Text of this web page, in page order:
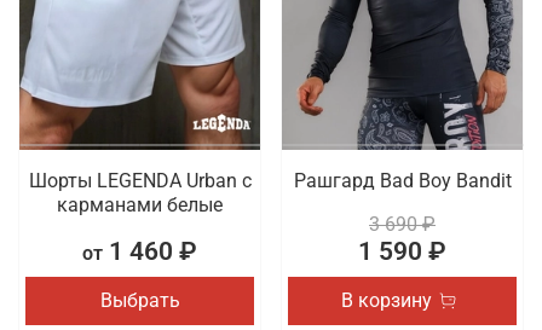
Шорты LEGENDA Urban c
карманами белые
от 1 460 ₽
Выбрать
Рашгард Bad Boy Bandit
3 690 ₽
1 590 ₽
В корзину